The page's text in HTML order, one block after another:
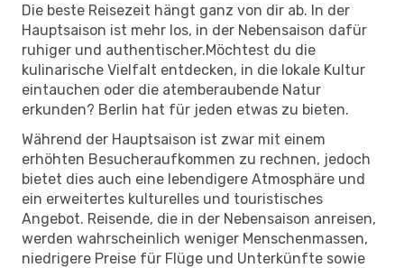
Die beste Reisezeit hängt ganz von dir ab. In der
Hauptsaison ist mehr los, in der Nebensaison dafür
ruhiger und authentischer.Möchtest du die
kulinarische Vielfalt entdecken, in die lokale Kultur
eintauchen oder die atemberaubende Natur
erkunden? Berlin hat für jeden etwas zu bieten.
Während der Hauptsaison ist zwar mit einem
erhöhten Besucheraufkommen zu rechnen, jedoch
bietet dies auch eine lebendigere Atmosphäre und
ein erweitertes kulturelles und touristisches
Angebot. Reisende, die in der Nebensaison anreisen,
werden wahrscheinlich weniger Menschenmassen,
niedrigere Preise für Flüge und Unterkünfte sowie